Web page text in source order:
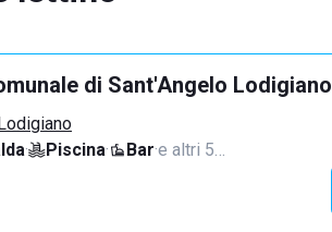
di Sant'Angelo Lodigiano
· Piscina· Bar·e altri 5…